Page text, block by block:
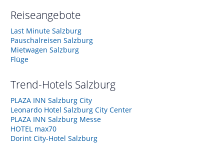
Reiseangebote
Last Minute Salzburg
Pauschalreisen Salzburg
Mietwagen Salzburg
Flüge
Trend-Hotels Salzburg
PLAZA INN Salzburg City
Leonardo Hotel Salzburg City Center
PLAZA INN Salzburg Messe
HOTEL max70
Dorint City-Hotel Salzburg